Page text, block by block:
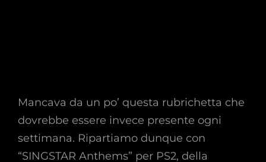
Mancava da un po’ questa rubrichetta che
dovrebbe essere invece presente ogni
settimana. Ripartiamo dunque con
“SINGSTAR Anthems” per PS2, della